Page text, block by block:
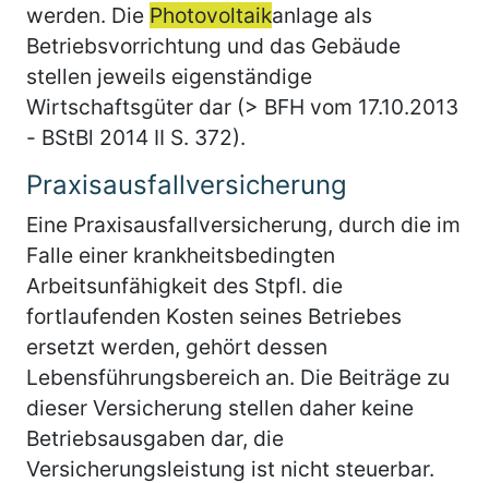
werden. Die Photovoltaikanlage als
Betriebsvorrichtung und das Gebäude
stellen jeweils eigenständige
Wirtschaftsgüter dar (> BFH vom 17.10.2013
- BStBl 2014 II S. 372).
Praxisausfallversicherung
Eine Praxisausfallversicherung, durch die im
Falle einer krankheitsbedingten
Arbeitsunfähigkeit des Stpfl. die
fortlaufenden Kosten seines Betriebes
ersetzt werden, gehört dessen
Lebensführungsbereich an. Die Beiträge zu
dieser Versicherung stellen daher keine
Betriebsausgaben dar, die
Versicherungsleistung ist nicht steuerbar.